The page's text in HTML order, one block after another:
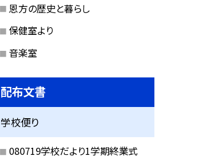
恩方の歴史と暮らし
保健室より
音楽室
配布文書
学校便り
080719学校だより1学期終業式